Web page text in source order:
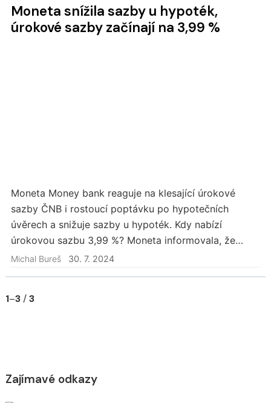
Moneta snížila sazby u hypoték,
úrokové sazby začínají na 3,99 %
Moneta Money bank reaguje na klesající úrokové
sazby ČNB i rostoucí poptávku po hypotečních
úvěrech a snižuje sazby u hypoték. Kdy nabízí
úrokovou sazbu 3,99 %? Moneta informovala, že
úrokovou sazbu ve výši 3,99 % mohou získat klienti
Michal Bureš 30. 7. 2024
1–3/3
Zajímavé odkazy